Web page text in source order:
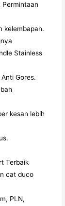
Permintaan
kelembapan.
Stainless
Gores.
kesan lebih
Terbaik
cat duco
PLN,